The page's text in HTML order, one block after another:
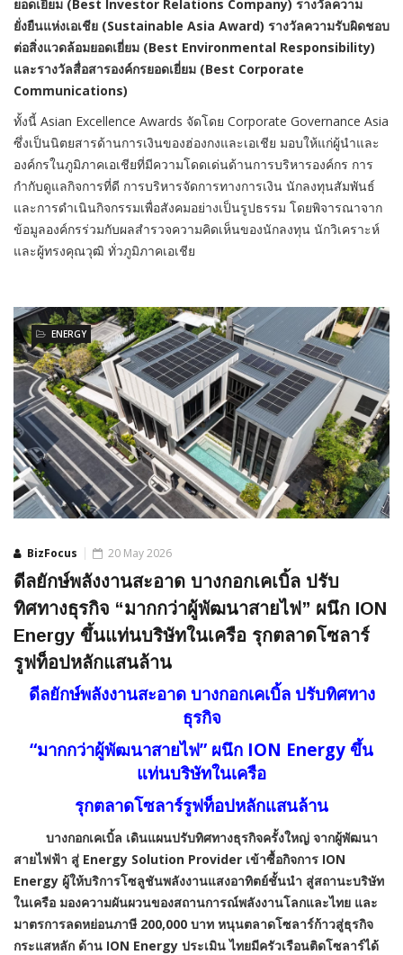
ยอดเยี่ยม ( Best Investor Relations Company) รางวัลความ
ยั่งยืนแห่งเอเชีย (Sustainable Asia Award) รางวัลความรับผิดชอบ
ต่อสิ่งแวดล้อมยอดเยี่ยม (Best Environmental Responsibility)
และรางวัลสื่อสารองค์กรยอดเยี่ยม (Best Corporate
Communications)
ทั้งนี้ Asian Excellence Awards จัดโดย Corporate Governance Asia
ซึ่งเป็นนิตยสารด้านการเงินของฮ่องกงและเอเชีย มอบให้แก่ผู้นำและ
องค์กรในภูมิภาคเอเชียที่มีความโดดเด่นด้านการบริหารองค์กร การ
กำกับดูแลกิจการที่ดี การบริหารจัดการทางการเงิน นักลงทุนสัมพันธ์
และการดำเนินกิจกรรมเพื่อสังคมอย่างเป็นรูปธรรม โดยพิจารณาจาก
ข้อมูลองค์กรร่วมกับผลสำรวจความคิดเห็นของนักลงทุน นักวิเคราะห์
และผู้ทรงคุณวุฒิ ทั่วภูมิภาคเอเชีย
BizFocus
ENERGY
20 May 2026
ดีลยักษ์พลังงานสะอาด บางกอกเคเบิ้ล ปรับ
ทิศทางธุรกิจ “มากกว่าผู้พัฒนาสายไฟ” ผนึก ION
Energy ขึ้นแท่นบริษัทในเครือ รุกตลาดโซลาร์
รูฟท็อปหลักแสนล้าน
ดีลยักษ์พลังงานสะอาด บางกอกเคเบิ้ล ปรับทิศทาง
ธุรกิจ
“มากกว่าผู้พัฒนาสายไฟ” ผนึก ION Energy ขึ้น
แท่นบริษัทในเครือ
รุกตลาดโซลาร์รูฟท็อปหลักแสนล้าน
บางกอกเคเบิ้ล เดินแผนปรับทิศทางธุรกิจครั้งใหญ่ จากผู้พัฒนา
สายไฟฟ้า สู่ Energy Solution Provider เข้าซื้อกิจการ ION
Energy ผู้ให้บริการโซลูชันพลังงานแสงอาทิตย์ชั้นนำ สู่สถานะบริษัท
ในเครือ มองความผันผวนของสถานการณ์พลังงานโลกและไทย และ
มาตรการลดหย่อนภาษี 200,000 บาท หนุนตลาดโซลาร์ก้าวสู่ธุรกิจ
กระแสหลัก ด้าน ION Energy ประเมิน ไทยมีครัวเรือนติดโซลาร์ได้